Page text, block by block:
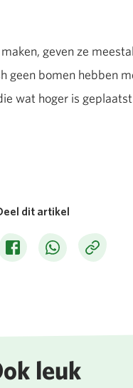
geven ze
geen bomen hebben
wat hoger is
dit artikel
Twitter
Deel op Facebook
Deel opKopieer
leuk